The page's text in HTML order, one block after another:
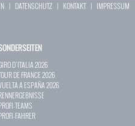
| DATENSCHUTZ | KONTAKT| IMPRESSUM
D`ITALIA 2026
DE FRANCE 2026
A ESPAÑA 2026
TEAMS
FAHRER